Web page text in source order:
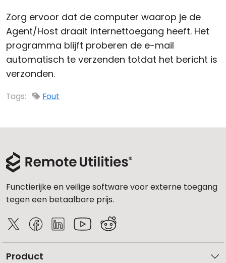
Zorg ervoor dat de computer waarop je de
Agent/Host draait internettoegang heeft. Het
programma blijft proberen de e-mail
automatisch te verzenden totdat het bericht is
verzonden.
Tags: Fout
Functierijke en veilige software voor externe toegang
tegen een betaalbare prijs.
Product